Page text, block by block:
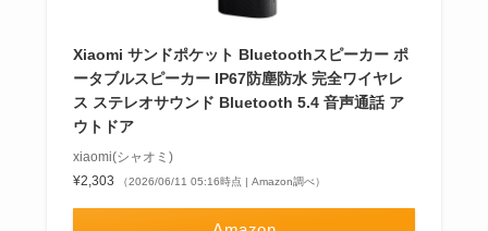
Xiaomi サンドポケット Bluetoothスピーカー ポ
ータブルスピーカー IP67防塵防水 完全ワイヤレ
ス ステレオサウンド Bluetooth 5.4 音声通話 ア
ウトドア
xiaomi(シャオミ)
¥2,303
（2026/06/11 05:16時点 | Amazon調べ）